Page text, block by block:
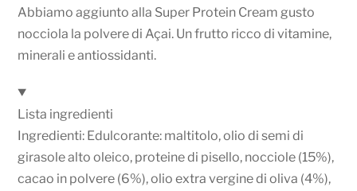
Abbiamo aggiunto alla Super Protein Cream gusto
nocciola la polvere di Açai. Un frutto ricco di vitamine,
minerali e antiossidanti.
Lista ingredienti
Ingredienti: Edulcorante: maltitolo, olio di semi di
girasole alto oleico, proteine di pisello, nocciole (15%),
cacao in polvere (6%), olio extra vergine di oliva (4%),